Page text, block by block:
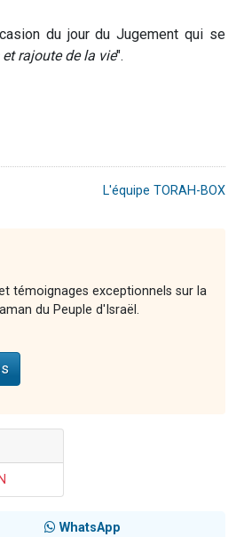
du jour du Jugement qui se
rajoute de la vie".
L'équipe TORAH-BOX
témoignages exceptionnels sur la
du Peuple d'Israël.
WhatsApp